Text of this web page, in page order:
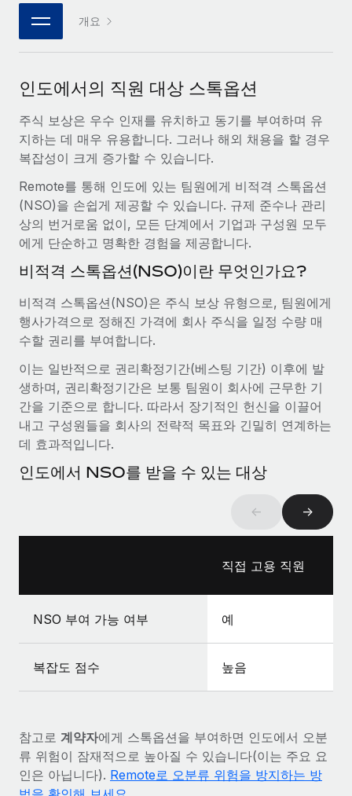
서비스
전문가 상담
글로벌 인사 및 규정 준수 업무 처리에 전문가 지원 제공
신원 조사
채용 후보자 심사 프로세스 간소화
Compliance Watchtower
규정 준수 관련 위험에 선제적으로 대응
전 세계 IT 장비 제공 및 추적 관리
법인 설립
글로벌 인재 이동 및 전근
직원 해외 이전을 간편하게 처리
복리후생
손쉬운 직원 복리후생 관리
전략적 기술 파트너
플랫폼에 글로벌 HR을 유연하게 통합
통합 및 AI 자동화 컨설팅
사례 연구
AI 분야의 선구자인 Weaviate가 Remote와 협력하여
조직 규모를 120% 성장시킨 방법
구축합니다. 이 회사의 미션은 전 세계 개발자 및 운영자
(DevOps/MLOps)에게 AI 네이티브...
자세히 알아보기
계약직 관리와 급여 업무를 위해 Remote와 전략적 파
트너십을 맺은 Reverse Tech
Reverse Tech 한눈에 보기 건강 및 웰니스 스타트업인 Reverse
Tech는 Remote와 파트너십을 맺고 글로벌 계약직 인력 및 미국
웨비나
이벤트
인사이트 센터
지원받기
모든 리소스 보기
블로그
글로벌 급여
EOR 및 PEO
계약자 관리
세금
블로그 둘러보기
Remote 제품 관련 소식: Gusto 및 Xero와의 통합과
Remote Contractor Management Plus
Remote의 사명은 모든 규모의 기업이 전 세계 어디서든 업무에 가
Shootsta가 Remote를 통해 네 개의 시장에서 글로벌
채용을 확장한 방법
니다. 그러나 대부분의 회사들은 그렇게 높은 품질의...
자세히 알아보기
한국어
개요
인도에서의 직원 대상 스톡옵션
주식 보상은 우수 인재를 유치하고 동기를 부여하며 유
지하는 데 매우 유용합니다. 그러나 해외 채용을 할 경우
복잡성이 크게 증가할 수 있습니다.
Remote를 통해 인도에 있는 팀원에게 비적격 스톡옵션
(NSO)을 손쉽게 제공할 수 있습니다. 규제 준수나 관리
상의 번거로움 없이, 모든 단계에서 기업과 구성원 모두
에게 단순하고 명확한 경험을 제공합니다.
비적격 스톡옵션(NSO)이란 무엇인가요?
비적격 스톡옵션(NSO)은 주식 보상 유형으로, 팀원에게
행사가격으로 정해진 가격에 회사 주식을 일정 수량 매
수할 권리를 부여합니다.
이는 일반적으로 권리확정기간(베스팅 기간) 이후에 발
생하며, 권리확정기간은 보통 팀원이 회사에 근무한 기
간을 기준으로 합니다. 따라서 장기적인 헌신을 이끌어
내고 구성원들을 회사의 전략적 목표와 긴밀히 연계하는
데 효과적입니다.
인도에서 NSO를 받을 수 있는 대상
← →
직접 고용 직원
NSO 부여 가능 여부 예
복잡도 점수 높음
참고로 계약자에게 스톡옵션을 부여하면 인도에서 오분
류 위험이 잠재적으로 높아질 수 있습니다(이는 주요 요
인은 아닙니다). Remote로 오분류 위험을 방지하는 방